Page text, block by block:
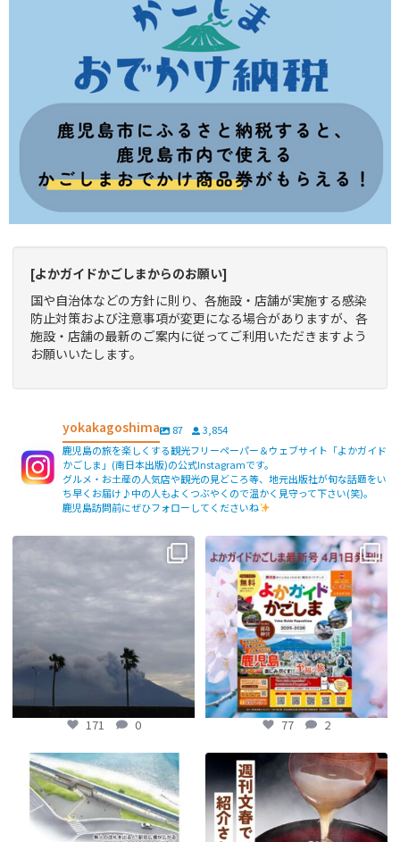
[よかガイドかごしまからのお願い]
国や自治体などの方針に則り、各施設・店舗が実施する感染
防止対策および注意事項が変更になる場合がありますが、各
施設・店舗の最新のご案内に従ってご利用いただきますよう
お願いいたします。
yokakagoshima 87
3,854
鹿児島の旅を楽しくする観光フリーペーパー＆ウェブサイト「よかガイド
かごしま」(南日本出版)の公式Instagramです。
グルメ・お土産の人気店や観光の見どころ等、地元出版社が旬な話題をい
ち早くお届け♪中の人もよくつぶやくので温かく見守って下さい(笑)。
鹿児島訪問前にぜひフォローしてくださいね
【fromよかガイド】〜鹿児島観光の
171 0
よかガイド最新号、ぜひご覧くださ
い
【fromよかガイド】
...
77 2
77 2
【鹿児島観光トピックス】〜鹿児島中
央駅から約8分!! 「仙巌園駅」誕生〜
...
202 0
【fromよかガイド】～かごかご . jpか
らのお知らせ ～
...
89 0